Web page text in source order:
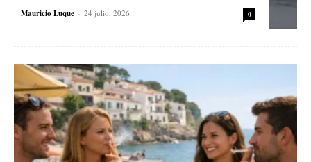
Mauricio Luque - 24 julio, 2026 0